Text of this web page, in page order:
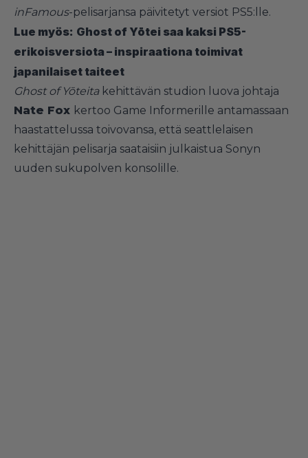
inFamous-pelisarjansa päivitetyt versiot PS5:lle.
Lue myös: Ghost of Yōtei saa kaksi PS5-
erikoisversiota – inspiraationa toimivat
japanilaiset taiteet
Ghost of Yōteita kehittävän studion luova johtaja
Nate Fox kertoo Game Informerille antamassaan
haastattelussa toivovansa, että seattlelaisen
kehittäjän pelisarja saataisiin julkaistua Sonyn
uuden sukupolven konsolille.